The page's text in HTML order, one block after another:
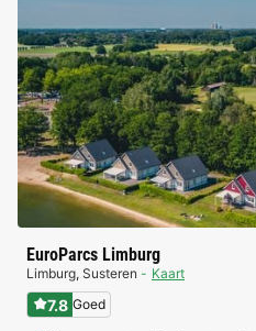
EuroParcs Limburg
Limburg, Susteren Kaart
7.8 Goed